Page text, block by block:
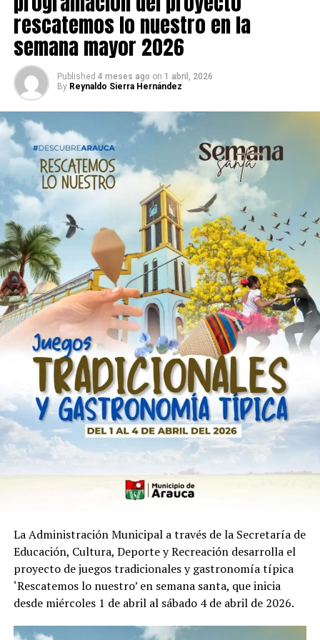
Los hechos se desarrollaron en el puesto de control de
la Policía Nacional ubicado sobre la vereda Santa Inés de
Tame (Arauca), cuando una camioneta, al percatarse de
la presencia de la Fuerza Pública, intentó huir del lugar
disparando contra las unidades de la Policía.
Al ser informados de la situación, en una rápida y
coordinada reacción con la Policía Nacional, el Grupo de
Caballería Liviano Meteoro, bajo el mando del Batallón
de Ingenieros N.° 18, realiza el cierre de la vía con sus
vehículos blindados, neutralizando el intento de huida
quienes serían al parecer integrantes del GAO-r
Estructura 10 Guadalupe Salcedo, que tiene como
cabecilla principal a alias Pescado. A estos sujetos se les
atribuyen diferentes hechos terroristas en contra de la
población civil en lo que va corrido del año.
Durante la persecución, dos sujetos resultaron heridos,
rescatemos lo nuestro en la
semana mayor 2026
Published 4 meses ago on 1 abril, 2026
By Reynaldo Sierra Hernández
La Administración Municipal a través de la Secretaría de
Educación, Cultura, Deporte y Recreación desarrolla el
proyecto de juegos tradicionales y gastronomía típica
‘Rescatemos lo nuestro’ en semana santa, que inicia
desde miércoles 1 de abril al sábado 4 de abril de 2026.